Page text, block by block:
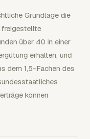
Grundlage die
freigestellte
über 40 in einer
erhalten, und
dem 1,5-Fachen des
können